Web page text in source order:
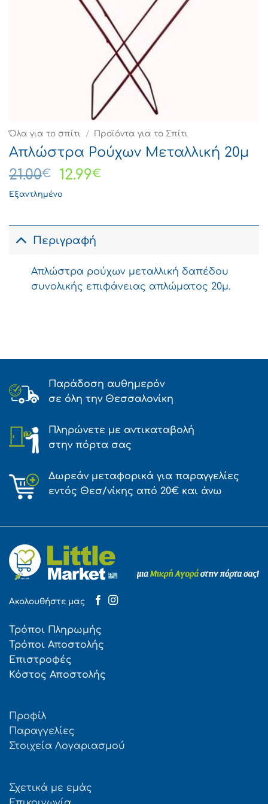
Όλα για το σπίτι / Προϊόντα για το Σπίτι
Απλώστρα Ρούχων Μεταλλική 20μ
21.00€
Original
price
12.99€
Εξαντλημένο
Περιγραφή
Απλώστρα ρούχων μεταλλική δαπέδου
συνολικής επιφάνειας απλώματος 20μ.
Παράδοση αυθημερόν
σε όλη την Θεσσαλονίκη
Πληρώνετε με αντικαταβολή
στην πόρτα σας
Δωρεάν μεταφορικά για παραγγελίες
εντός Θεσ/νίκης από 20€ και άνω
Ακολουθήστε μας
Τρόποι Πληρωμής
Τρόποι Αποστολής
Επιστροφές
Κόστος Αποστολής
Προφίλ
Παραγγελίες
Στοιχεία Λογαριασμού
Σχετικά με εμάς